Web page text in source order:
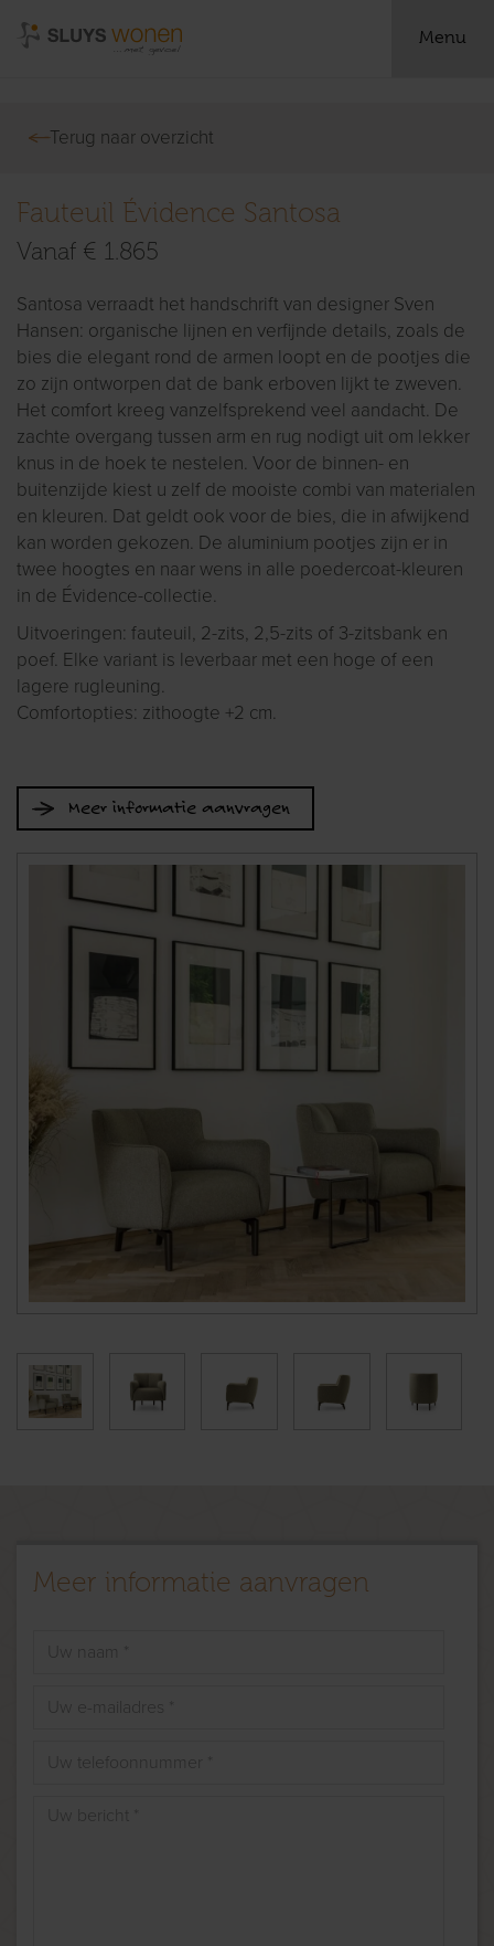
Menu
Terug naar overzicht
Fauteuil Évidence Santosa
Vanaf € 1.865
Santosa verraadt het handschrift van designer Sven
Hansen: organische lijnen en verfijnde details, zoals de
bies die elegant rond de armen loopt en de pootjes die
zo zijn ontworpen dat de bank erboven lijkt te zweven.
Het comfort kreeg vanzelfsprekend veel aandacht. De
zachte overgang tussen arm en rug nodigt uit om lekker
knus in de hoek te nestelen. Voor de binnen- en
buitenzijde kiest u zelf de mooiste combi van materialen
en kleuren. Dat geldt ook voor de bies, die in afwijkend
kan worden gekozen. De aluminium pootjes zijn er in
twee hoogtes en naar wens in alle poedercoat-kleuren
in de Évidence-collectie.
Uitvoeringen: fauteuil, 2-zits, 2,5-zits of 3-zitsbank en
poef. Elke variant is leverbaar met een hoge of een
lagere rugleuning.
Comfortopties: zithoogte +2 cm.
Meer informatie aanvragen
Meer informatie aanvragen